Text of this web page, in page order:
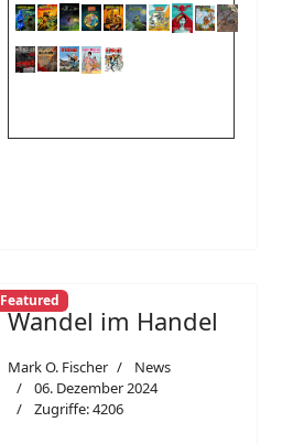
Featured
Wandel im Handel
Mark O. Fischer
News
06. Dezember 2024
Zugriffe: 4206